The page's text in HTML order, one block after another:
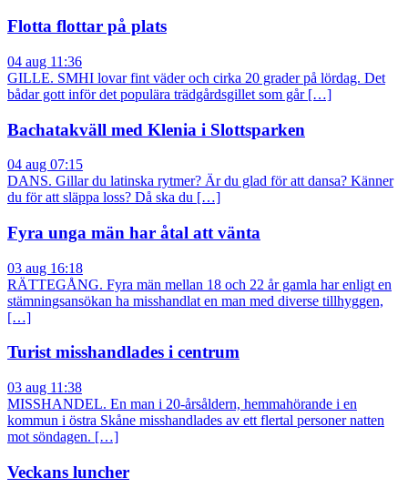
Flotta flottar på plats
04 aug 11:36
GILLE. SMHI lovar fint väder och cirka 20 grader på lördag. Det
bådar gott inför det populära trädgårdsgillet som går […]
Bachatakväll med Klenia i Slottsparken
04 aug 07:15
DANS. Gillar du latinska rytmer? Är du glad för att dansa? Känner
du för att släppa loss? Då ska du […]
Fyra unga män har åtal att vänta
03 aug 16:18
RÄTTEGÅNG. Fyra män mellan 18 och 22 år gamla har enligt en
stämningsansökan ha misshandlat en man med diverse tillhyggen,
[…]
Turist misshandlades i centrum
03 aug 11:38
MISSHANDEL. En man i 20-årsåldern, hemmahörande i en
kommun i östra Skåne misshandlades av ett flertal personer natten
mot söndagen. […]
Veckans luncher